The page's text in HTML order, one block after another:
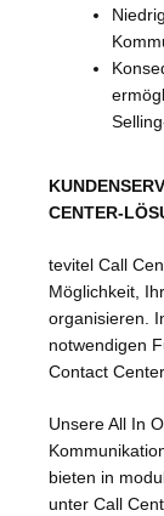
CENTER-
tevitel Call
Möglichkeit,
organisieren.
notwendigen
Contact
Unsere All In
bieten in
unter Call